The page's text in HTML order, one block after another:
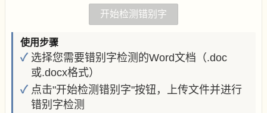
开始检测错别字
使用步骤
选择您需要错别字检测的Word文档（.doc
或.docx格式）
点击"开始检测错别字"按钮，上传文件并进行
错别字检测